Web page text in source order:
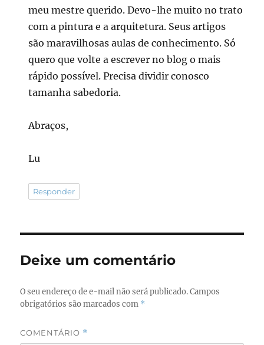
meu mestre querido. Devo-lhe muito no trato
com a pintura e a arquitetura. Seus artigos
são maravilhosas aulas de conhecimento. Só
quero que volte a escrever no blog o mais
rápido possível. Precisa dividir conosco
tamanha sabedoria.
Abraços,
Lu
Responder
Deixe um comentário
O seu endereço de e-mail não será publicado. Campos
obrigatórios são marcados com *
COMENTÁRIO *